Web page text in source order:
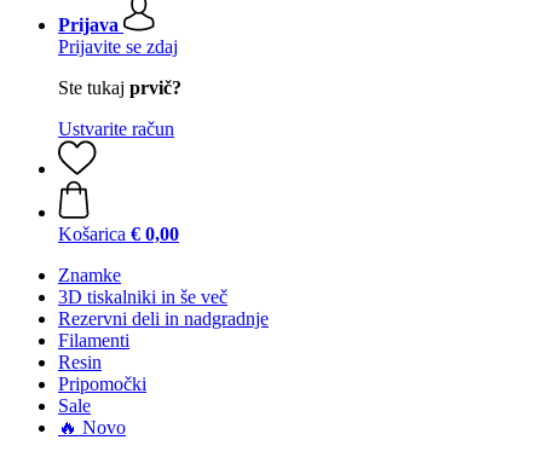
Prijava
Prijavite se zdaj
Ste tukaj prvič?
Ustvarite račun
Košarica € 0,00
Znamke
3D tiskalniki in še več
Rezervni deli in nadgradnje
Filamenti
Resin
Pripomočki
Sale
🔥 Novo